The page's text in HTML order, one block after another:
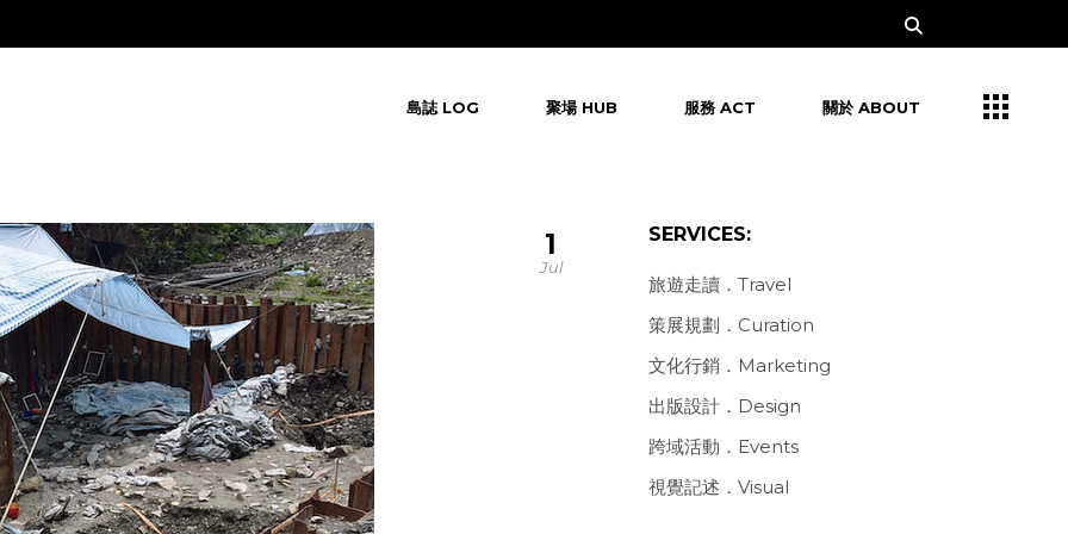
島誌 LOG 聚場 HUB 服務 ACT 關於 ABOUT
1
Jul
SERVICES:
旅遊走讀．Travel
策展規劃．Curation
文化行銷．Marketing
出版設計．Design
跨域活動．Events
視覺記述．Visual